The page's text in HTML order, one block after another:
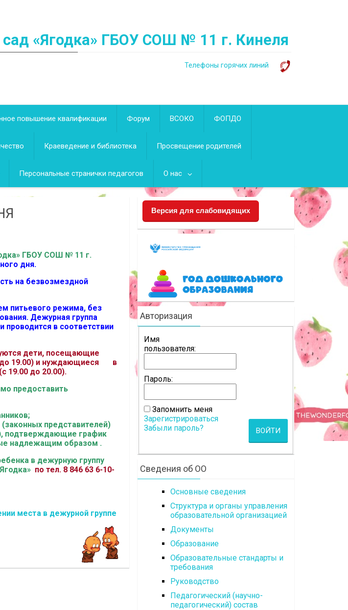
сад «Ягодка» ГБОУ СОШ № 11 г. Кинеля
Телефоны горячих линий
повышение квалификации Форум ВСОКО ФОПДО
Краеведение и библиотека Просвещение родителей
Персональные странички педагогов О нас
ГБОУ СОШ № 11 г.
дня.
на безвозмездной
питьевого режима, без
Дежурная группа
проводится в соответствии
дети, посещающие
до 19.00) и нуждающиеся в
19.00 до 20.00).
предоставить
представителей)
подтверждающие график
надлежащим образом .
в дежурную группу
по тел. 8 846 63 6-10-
места в дежурной группе
Версия для слабовидящих
Авторизация
Имя
пользователя:
Пароль:
Запомнить меня
ВОЙТИ
Зарегистрироваться
Забыли пароль?
Сведения об ОО
Основные сведения
Структура и органы управления
образовательной организацией
Документы
Образование
Образовательные стандарты и
требования
Руководство
Педагогический (научно-
педагогический) состав